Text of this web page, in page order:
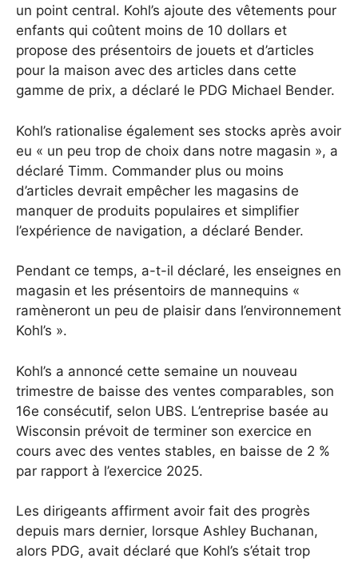
un point central. Kohl’s ajoute des vêtements pour
enfants qui coûtent moins de 10 dollars et
propose des présentoirs de jouets et d’articles
pour la maison avec des articles dans cette
gamme de prix, a déclaré le PDG Michael Bender.
Kohl’s rationalise également ses stocks après avoir
eu « un peu trop de choix dans notre magasin », a
déclaré Timm. Commander plus ou moins
d’articles devrait empêcher les magasins de
manquer de produits populaires et simplifier
l’expérience de navigation, a déclaré Bender.
Pendant ce temps, a-t-il déclaré, les enseignes en
magasin et les présentoirs de mannequins «
ramèneront un peu de plaisir dans l’environnement
Kohl’s ».
Kohl’s a annoncé cette semaine un nouveau
trimestre de baisse des ventes comparables, son
16e consécutif, selon UBS. L’entreprise basée au
Wisconsin prévoit de terminer son exercice en
cours avec des ventes stables, en baisse de 2 %
par rapport à l’exercice 2025.
Les dirigeants affirment avoir fait des progrès
depuis mars dernier, lorsque Ashley Buchanan,
alors PDG, avait déclaré que Kohl’s s’était trop